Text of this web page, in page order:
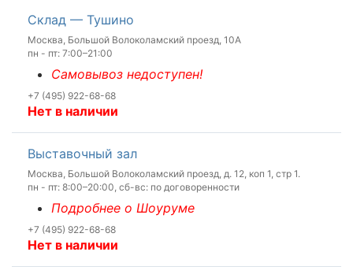
Склад — Тушино
Москва, Большой Волоколамский проезд, 10А
пн - пт: 7:00–21:00
Самовывоз недоступен!
+7 (495) 922-68-68
Нет в наличии
Выставочный зал
Москва, Большой Волоколамский проезд, д. 12, коп 1, стр 1.
пн - пт: 8:00–20:00, сб-вс: по договоренности
Подробнее о Шоуруме
+7 (495) 922-68-68
Нет в наличии